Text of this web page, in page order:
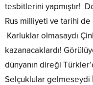
tesbitlerini yapmıştır!
Rus milliyeti ve tarihi
Karluklar olmasaydı
kazanacaklardı!
dünyanın direği
Selçuklular gelmeseydi